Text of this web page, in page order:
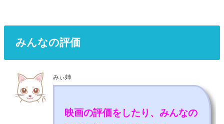
みんなの評価
みぃ姉
映画の評価をしたり、みんなの